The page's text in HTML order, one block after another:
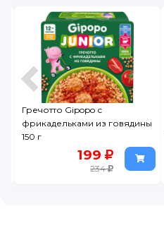
Гречотто Gipopo с
фрикадельками из говядины
150 г
199
234